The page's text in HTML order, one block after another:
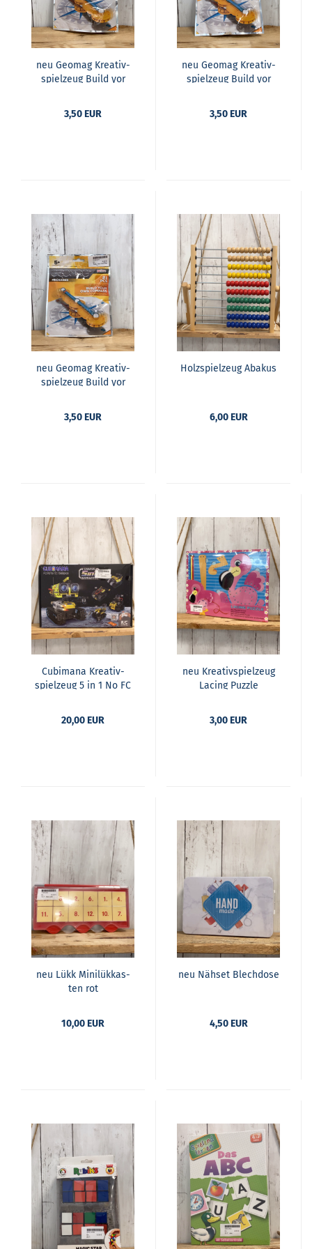
neu Geo­mag Krea­tiv­
spiel­zeug Build yor
3,50 EUR
neu Geo­mag Krea­tiv­
spiel­zeug Build yor
3,50 EUR
neu Geo­mag Krea­tiv­
spiel­zeug Build yor
3,50 EUR
Holz­spiel­zeug Aba­kus
6,00 EUR
Cu­bi­ma­na Krea­tiv­
spiel­zeug 5 in 1 No FC
20,00 EUR
neu Krea­tiv­spiel­zeug
La­cing Puz­zle
3,00 EUR
neu Lükk Mi­nilük­kas­
ten rot
10,00 EUR
neu Näh­set Blech­do­se
4,50 EUR